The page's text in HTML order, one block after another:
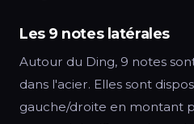
Les 9 notes latérales
Autour du Ding, 9 notes
dans l'acier. Elles sont
gauche/droite en montant